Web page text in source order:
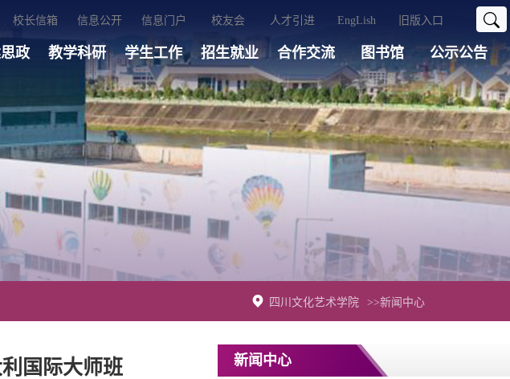
四川文化艺术学院 >>新闻中心
国际大师班 新闻中心
政 教学科研 学生工作 招生就业 合作交流 图书馆 公示公告
校长信箱 信息公开 信息门户 校友会 人才引进 EngLish 旧版入口